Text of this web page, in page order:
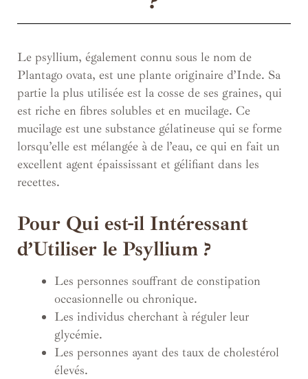
Le psyllium, également connu sous le nom de
Plantago ovata, est une plante originaire d’Inde. Sa
partie la plus utilisée est la cosse de ses graines, qui
est riche en fibres solubles et en mucilage. Ce
mucilage est une substance gélatineuse qui se forme
lorsqu’elle est mélangée à de l’eau, ce qui en fait un
excellent agent épaississant et gélifiant dans les
recettes.
Pour Qui est-il Intéressant
d’Utiliser le Psyllium ?
Les personnes souffrant de constipation
occasionnelle ou chronique.
Les individus cherchant à réguler leur
glycémie.
Les personnes ayant des taux de cholestérol
élevés.